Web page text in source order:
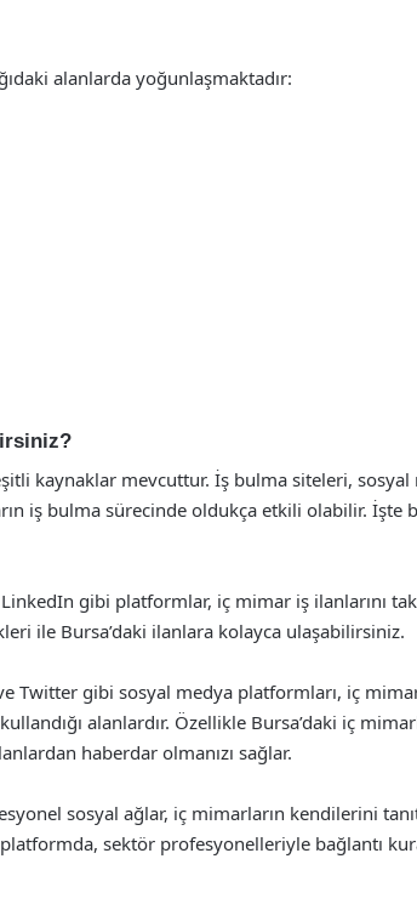
alanlarda yoğunlaşmaktadır:
kaynaklar mevcuttur. İş bulma siteleri, sosyal
iş bulma sürecinde oldukça etkili olabilir. İşte
gibi platformlar, iç mimar iş ilanlarını
ile Bursa’daki ilanlara kolayca ulaşabilirsiniz.
Twitter gibi sosyal medya platformları, iç
alanlardır. Özellikle Bursa’daki iç
haberdar olmanızı sağlar.
sosyal ağlar, iç mimarların kendilerini
platformda, sektör profesyonelleriyle bağlantı